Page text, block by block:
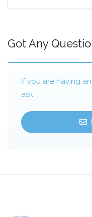
Got Any
If you are having
ask.